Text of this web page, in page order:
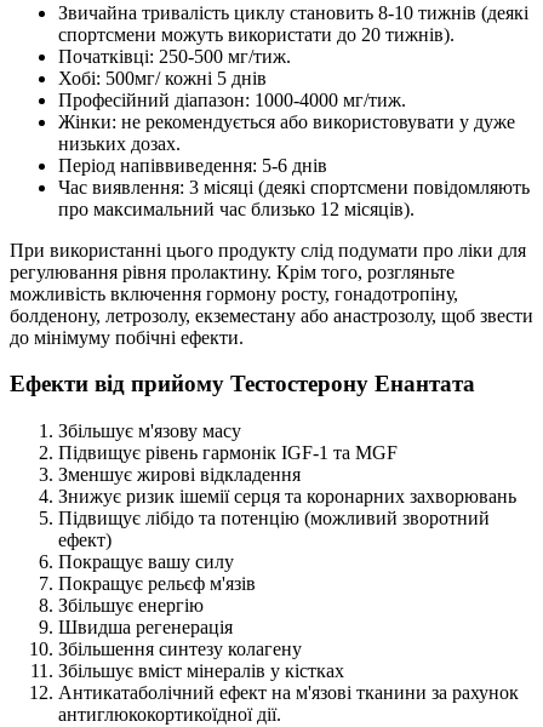
Звичайна тривалість циклу становить 8-10 тижнів (деякі
спортсмени можуть використати до 20 тижнів).
Початківці: 250-500 мг/тиж.
Хобі: 500мг/ кожні 5 днів
Професійний діапазон: 1000-4000 мг/тиж.
Жінки: не рекомендується або використовувати у дуже
низьких дозах.
Період напіввиведення: 5-6 днів
Час виявлення: 3 місяці (деякі спортсмени повідомляють
про максимальний час близько 12 місяців).
При використанні цього продукту слід подумати про ліки для
регулювання рівня пролактину. Крім того, розгляньте
можливість включення гормону росту, гонадотропіну,
болденону, летрозолу, екземестану або анастрозолу, щоб звести
до мінімуму побічні ефекти.
Ефекти від прийому Тестостерону Енантата
Збільшує м'язову масу
Підвищує рівень гармонік IGF-1 та MGF
Зменшує жирові відкладення
Знижує ризик ішемії серця та коронарних захворювань
Підвищує лібідо та потенцію (можливий зворотний
ефект)
Покращує вашу силу
Покращує рельєф м'язів
Збільшує енергію
Швидша регенерація
Збільшення синтезу колагену
Збільшує вміст мінералів у кістках
Антикатаболічний ефект на м'язові тканини за рахунок
антиглюкокортикоїдної дії.